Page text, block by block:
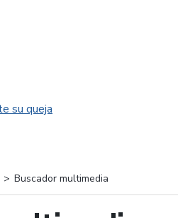
su queja
Buscador multimedia